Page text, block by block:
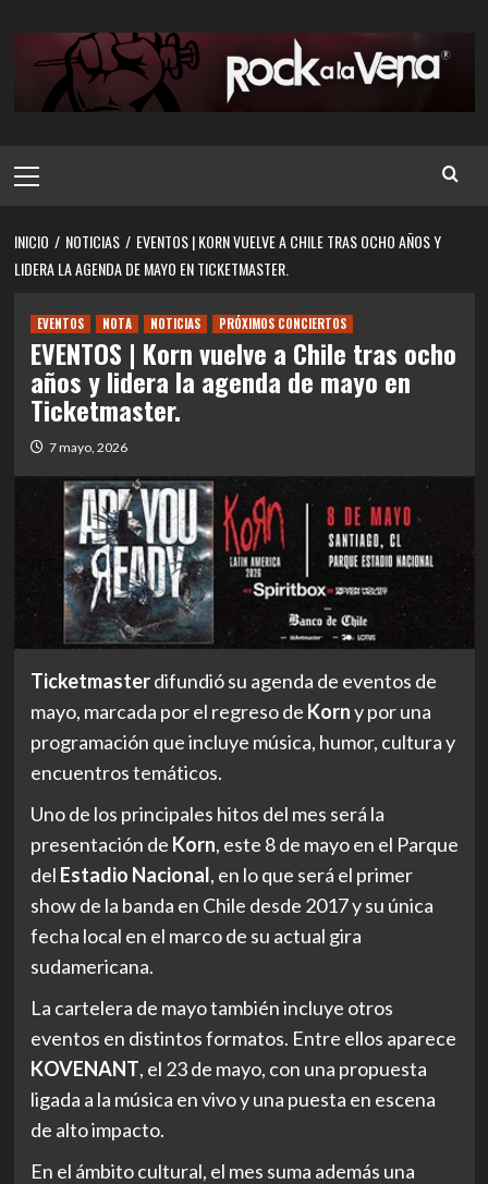
contenido
principal
INICIO NOTICIAS
EVENTOS | KORN VUELVE A CHILE TRAS OCHO AÑOS Y
LIDERA LA AGENDA DE MAYO EN TICKETMASTER.
EVENTOS NOTA NOTICIAS PRÓXIMOS CONCIERTOS
EVENTOS | Korn vuelve a Chile tras ocho
años y lidera la agenda de mayo en
Ticketmaster.
7 mayo, 2026
Ticketmasterdifundió su agenda de eventos de
mayo, marcada por el regreso de Korny por una
programación que incluye música, humor, cultura y
encuentros temáticos.
Uno de los principales hitos del mes será la
presentación de Korn, este 8 de mayo en el Parque
del Estadio Nacional, en lo que será el primer
show de la banda en Chile desde 2017 y su única
fecha local en el marco de su actual gira
sudamericana.
La cartelera de mayo también incluye otros
eventos en distintos formatos. Entre ellos aparece
KOVENANT, el 23 de mayo, con una propuesta
ligada a la música en vivo y una puesta en escena
de alto impacto.
En el ámbito cultural, el mes suma además una